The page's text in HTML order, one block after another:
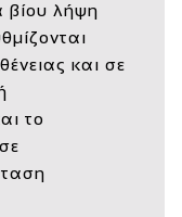
βίου λήψη
και σε
το